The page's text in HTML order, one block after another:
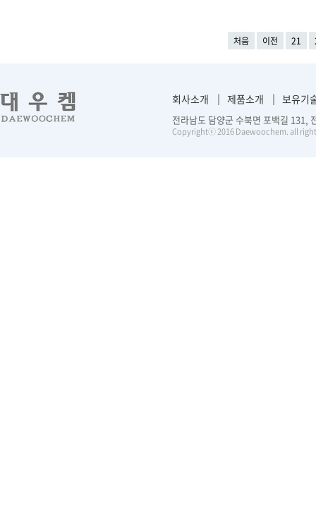
처음 이전 21
회사소개 제품소개 보유기
전라남도 담양군 수북면 포백길
Copyrightⓒ 2016 Daewoochem. all